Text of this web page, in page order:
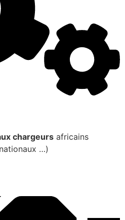
chargeurs africains
…)